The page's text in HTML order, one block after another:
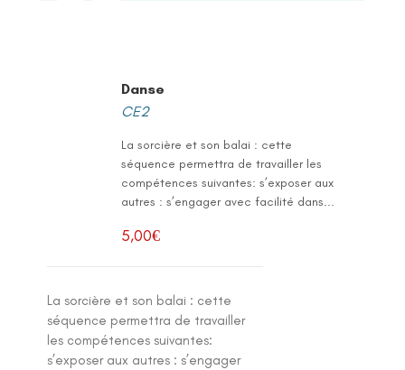
Danse
CE2
La sorcière et son balai : cette
séquence permettra de travailler les
compétences suivantes: s’exposer aux
autres : s’engager avec facilité dans...
5,00€
La sorcière et son balai : cette
séquence permettra de travailler
les compétences suivantes:
s’exposer aux autres : s’engager